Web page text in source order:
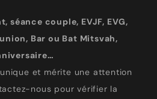
séance couple, EVJF, EVG,
Bar ou Bat Mitsvah,
et mérite une attention
nous pour vérifier la